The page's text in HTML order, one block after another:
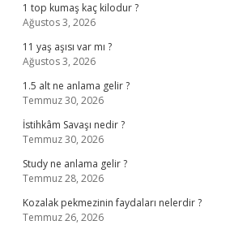
1 top kumaş kaç kilodur ?
Ağustos 3, 2026
11 yaş aşısı var mı ?
Ağustos 3, 2026
1.5 alt ne anlama gelir ?
Temmuz 30, 2026
İstihkâm Savaşı nedir ?
Temmuz 30, 2026
Study ne anlama gelir ?
Temmuz 28, 2026
Kozalak pekmezinin faydaları nelerdir ?
Temmuz 26, 2026